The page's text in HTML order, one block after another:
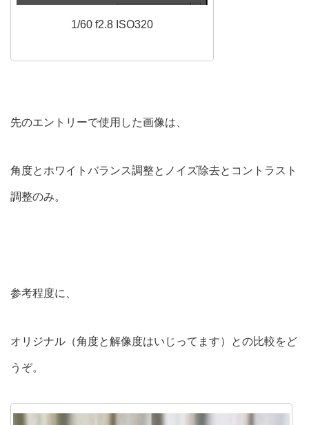
1/60 f2.8 ISO320
先のエントリーで使用した画像は、
角度とホワイトバランス調整とノイズ除去とコントラスト
調整のみ。
参考程度に、
オリジナル（角度と解像度はいじってます）との比較をど
うぞ。